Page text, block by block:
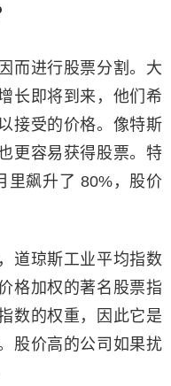
而进行股票分割。大
长即将到来，他们希
接受的价格。像特斯
更容易获得股票。特
里飙升了 80%，股价
道琼斯工业平均指数
格加权的著名股票指
数的权重，因此它是
股价高的公司如果扰